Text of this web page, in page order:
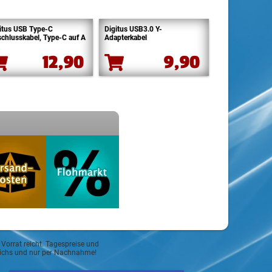
USB Type-C
Type-C auf A
12,90
Digitus USB3.0 Y-
Adapterkabel
9,90
reicht. Tagespreise und
und nur per Nachnahme!